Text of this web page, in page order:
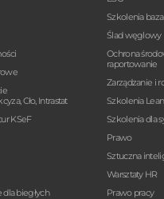
Cło, Intrastat
KSeF
biegłych
Szkolenia
Ślad węglowy
Ochrona
raportowanie
Zarządzanie i
Szkolenia Lean
Szkolenia dla
Prawo
Sztuczna
Warsztaty HR
Prawo pracy